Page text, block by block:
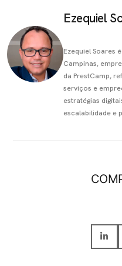
Ezequiel
Ezequiel Soares
Campinas,
da PrestCamp,
serviços e
estratégias
escalabilidade e